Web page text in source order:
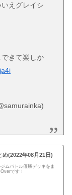
えグレイシ
きて楽しか
め(2022年08月21日)
ムバトル優勝デッキをま
です！